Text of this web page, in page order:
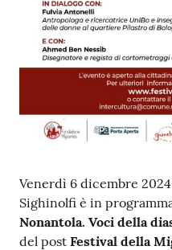
Venerdì 6 dicembre 2024
Sighinolfi è in
Nonantola. Voci della
del post Festival della